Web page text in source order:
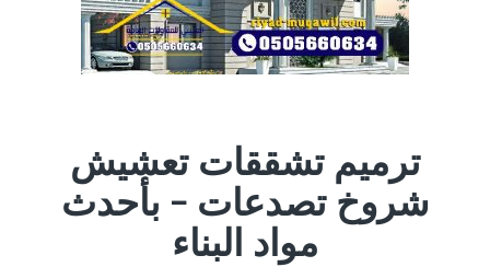
ترميم تشققات تعشيش
شروخ تصدعات – بأحدث
مواد البناء